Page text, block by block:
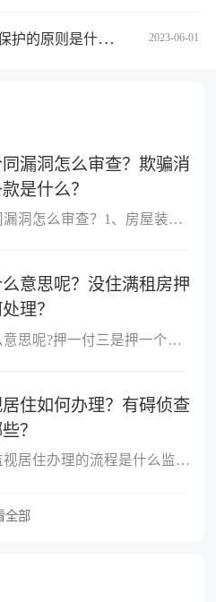
2023-06-01
动保护法的目的是什么？
漏洞怎么审查？欺骗消
是什么？
房屋装修合同漏洞怎么审查？1、房屋装修合同漏洞的审查首先应明晰是...
意思呢？没住满租房押
理？
押一付三什么意思呢?押一付三是押一个月的付三个月，那就是第一次要...
住如何办理？有碍侦查
？
一、检察院监视居住办理的流程是什么监视居住应当在犯罪嫌疑人、被...
全部